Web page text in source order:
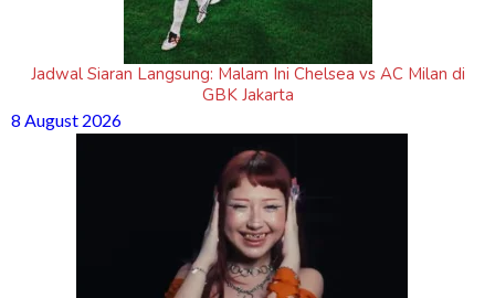
Jadwal Siaran Langsung: Malam Ini Chelsea vs AC Milan di
GBK Jakarta
8 August 2026